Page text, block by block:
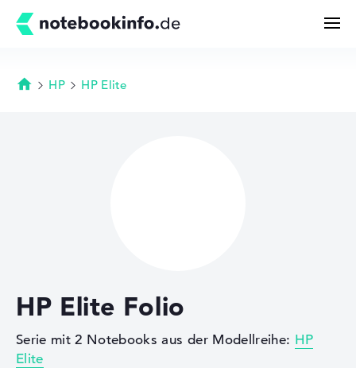
Deals
Merkzettel
Startseite
HP HP Elite
HP Elite Folio
Serie mit 2 Notebooks aus der Modellreihe: HP
Elite